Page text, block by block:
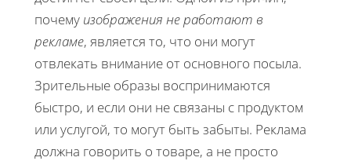
почему изображения не работают в
рекламе, является то, что они могут
отвлекать внимание от основного посыла.
Зрительные образы воспринимаются
быстро, и если они не связаны с продуктом
или услугой, то могут быть забыты. Реклама
должна говорить о товаре, а не просто